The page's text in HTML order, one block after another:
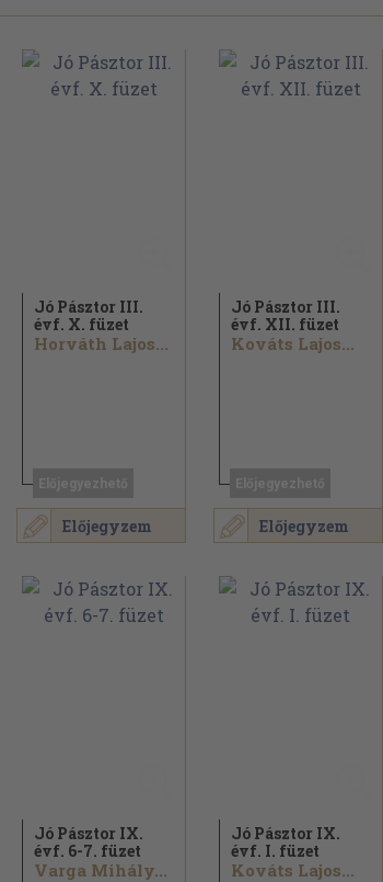
Előjegyzem
Jó Pásztor III.
évf. X. füzet
Horváth Lajos...
Előjegyzem
Jó Pásztor III.
évf. XII. füzet
Kováts Lajos...
Jó Pásztor IX.
évf. 6-7. füzet
Varga Mihály...
Jó Pásztor IX.
évf. I. füzet
Kováts Lajos...